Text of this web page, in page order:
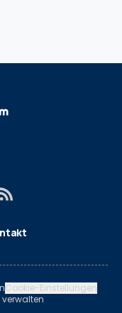
Cookie-Einstellungen
verwalten